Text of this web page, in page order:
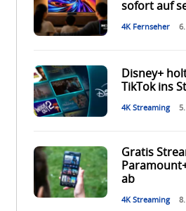
sofort auf
4K Fernseher
Disney+
TikTok ins
4K Streaming
Gratis
ab
4K Streaming